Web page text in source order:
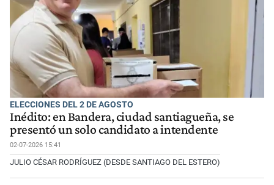
ELECCIONES DEL 2 DE AGOSTO
Inédito: en Bandera, ciudad santiagueña, se
presentó un solo candidato a intendente
02-07-2026 15:41
JULIO CÉSAR RODRÍGUEZ (DESDE SANTIAGO DEL ESTERO)